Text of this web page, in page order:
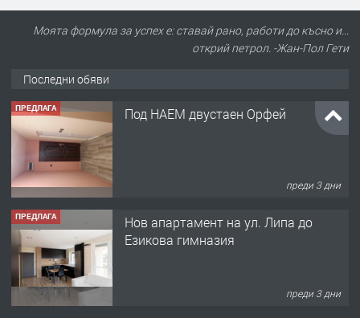
Моята формула за успех е: ставай рано, работи до късно и...
открий петрол. -Жан-Пол Гети
Последни обяви
ПРЕДЛАГА Под НАЕМ двустаен Орфей
преди 3 дни
ПРЕДЛАГА
Нов апартамент на ул. Липа до
Езикова гимназия
преди 3 дни